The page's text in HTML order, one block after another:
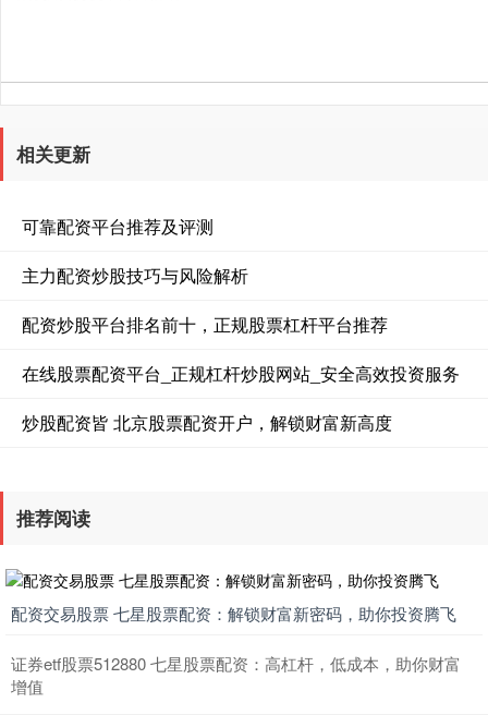
相关更新
可靠配资平台推荐及评测
主力配资炒股技巧与风险解析
配资炒股平台排名前十，正规股票杠杆平台推荐
在线股票配资平台_正规杠杆炒股网站_安全高效投资服务
炒股配资皆 北京股票配资开户，解锁财富新高度
推荐阅读
配资交易股票 七星股票配资：解锁财富新密码，助你投资腾飞
证券etf股票512880 七星股票配资：高杠杆，低成本，助你财富
增值